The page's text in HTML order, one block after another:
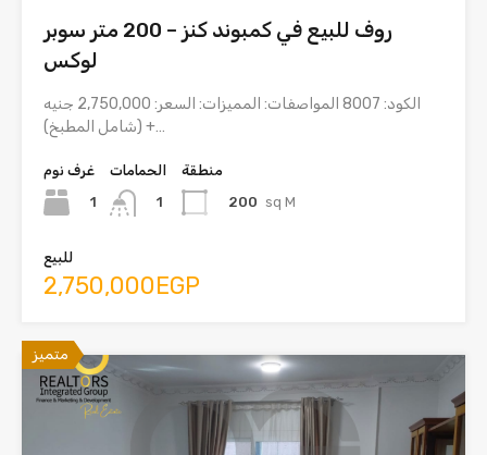
روف للبيع في كمبوند كنز – 200 متر سوبر
لوكس
الكود: 8007 المواصفات: المميزات: السعر: 2,750,000 جنيه
(شامل المطبخ) +…
غرف نوم
1
الحمامات
1
منطقة
200 sq M
للبيع
2,750,000EGP
متميز